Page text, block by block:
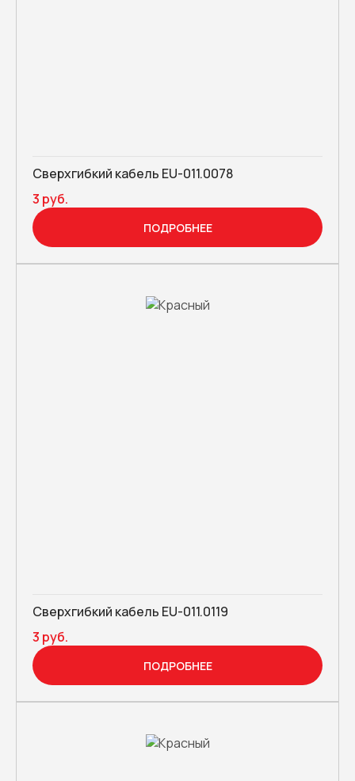
Сверхгибкий кабель EU-011.0078
3 руб.
ПОДРОБНЕЕ
Сверхгибкий кабель EU-011.0119
3 руб.
ПОДРОБНЕЕ